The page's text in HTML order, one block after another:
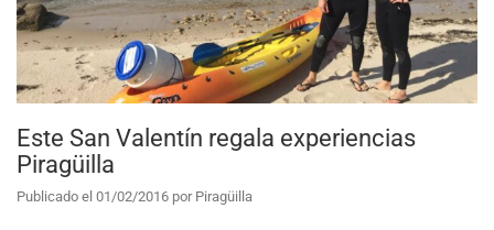
Este San Valentín regala experiencias
Piragüilla
Publicado el 01/02/2016 por Piragüilla